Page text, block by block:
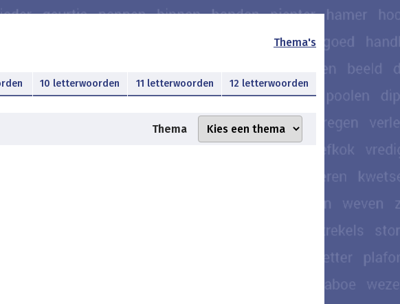
Thema's
10 letterwoorden 11 letterwoorden 12 letterwoorden
Thema